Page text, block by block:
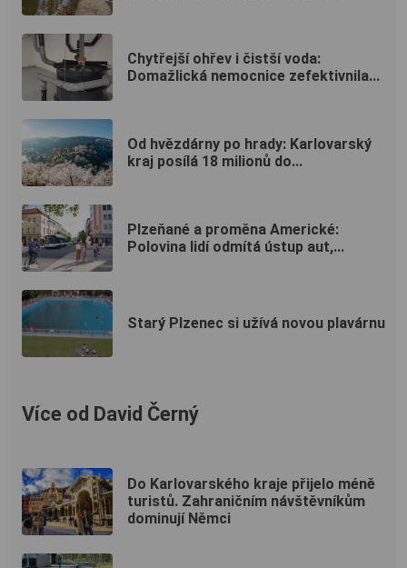
Chytřejší ohřev i čistší voda:
Domažlická nemocnice zefektivnila...
Od hvězdárny po hrady: Karlovarský
kraj posílá 18 milionů do...
Plzeňané a proměna Americké:
Polovina lidí odmítá ústup aut,...
Starý Plzenec si užívá novou plavárnu
Více od David Černý
Do Karlovarského kraje přijelo méně
turistů. Zahraničním návštěvníkům
dominují Němci